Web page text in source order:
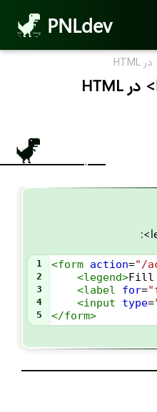
PNLdev
1 <form action="/
2 <legend>Fill
3 <label for=
4 <input type=
5 </form>